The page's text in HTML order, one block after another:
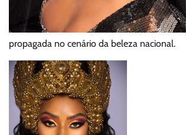
propagada no cenário da beleza nacional.